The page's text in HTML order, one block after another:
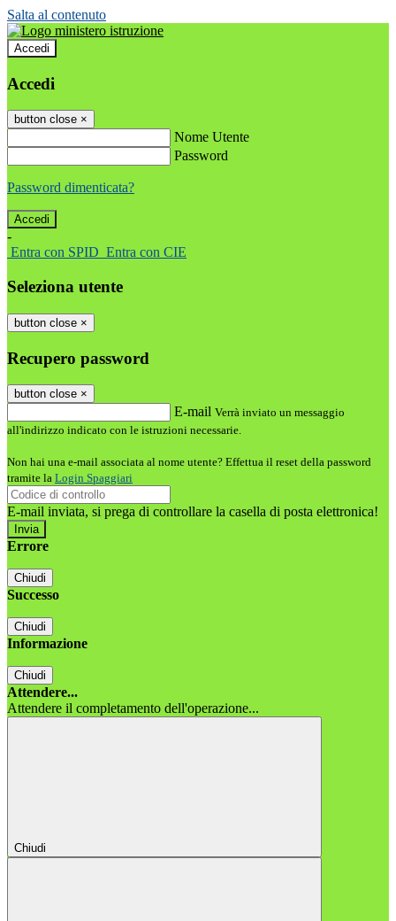
Salta al contenuto
Accedi
Accedi
button close ×
Nome Utente
Password
Password dimenticata?
-
Entra con SPID Entra con CIE
Seleziona utente
button close ×
Recupero password
button close ×
E-mail Verrà inviato un messaggio
all'indirizzo indicato con le istruzioni necessarie.
Non hai una e-mail associata al nome utente? Effettua il reset della password
tramite la Login Spaggiari
E-mail inviata, si prega di controllare la casella di posta elettronica!
Errore
Chiudi
Successo
Chiudi
Informazione
Chiudi
Attendere...
Attendere il completamento dell'operazione...
Chiudi